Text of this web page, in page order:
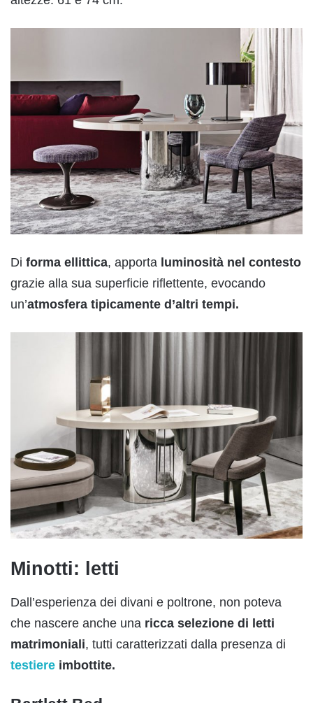
Di forma ellittica, apporta luminosità nel contesto
grazie alla sua superficie riflettente, evocando
un’atmosfera tipicamente d’altri tempi.
Minotti: letti
Dall’esperienza dei divani e poltrone, non poteva
che nascere anche una ricca selezione di letti
matrimoniali, tutti caratterizzati dalla presenza di
testiere imbottite.